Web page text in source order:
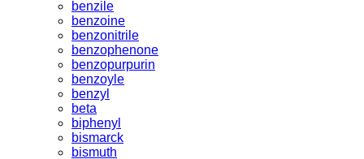
benzile
benzoine
benzonitrile
benzophenone
benzopurpurin
benzoyle
benzyl
beta
biphenyl
bismarck
bismuth